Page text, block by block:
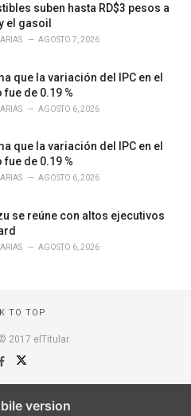
suben hasta RD$3 pesos a
el gasoil
AGOSTO 7, 2026
que la variación del IPC en el
de 0.19 %
AGOSTO 6, 2026
que la variación del IPC en el
de 0.19 %
AGOSTO 6, 2026
se reúne con altos ejecutivos
AGOSTO 6, 2026
TO TOP
2017 elTitular.
version